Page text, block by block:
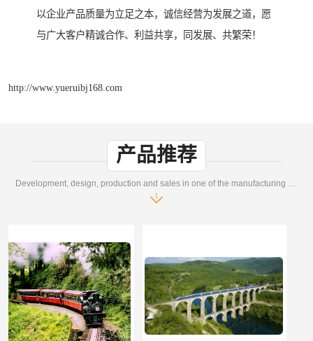
以企业产品质量为立足之本，诚信经营为发展之道，愿
与广大客户精诚合作、利益共享，同发展、共繁荣！
http://www.yueruibj168.com
产品推荐